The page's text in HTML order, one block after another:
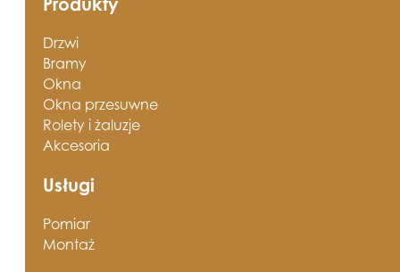
Drzwi
Bramy
Okna
Okna przesuwne
Rolety i żaluzje
Akcesoria
Usługi
Pomiar
Montaż